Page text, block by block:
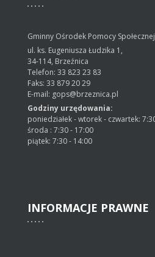
Gminny Ośrodek Pomocy
ul. ks. Eugeniusza Łudzika 1,
34-114, Brzeźnica
Telefon: 33 823 23 83
Faks: 33 879 20 29
E-mail: gops@brzeznica.pl
Godziny urzędowania:
poniedziałek - wtorek - czwartek:
środa : 7:30 - 17:00
piątek: 7:30 - 14:00
INFORMACJE PRAWNE